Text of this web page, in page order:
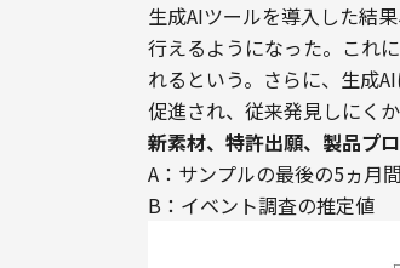
生成AIツールを導入した結
行えるようになった。これ
れるという。さらに、生成
促進され、従来発見しにく
新素材、特許出願、製品プ
A：サンプルの最後の5ヵ月
B：イベント調査の推定値